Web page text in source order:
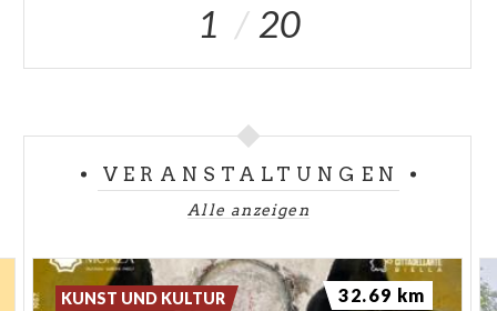
1 20
VERANSTALTUNGEN
Alle anzeigen
KUNST UND KULTUR 32.69 km